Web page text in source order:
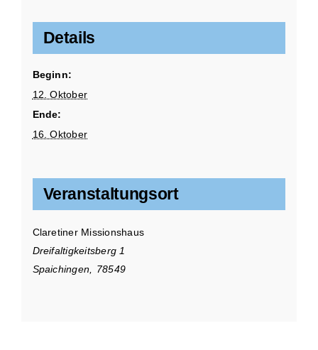
Details
Beginn:
12. Oktober
Ende:
16. Oktober
Veranstaltungsort
Claretiner Missionshaus
Dreifaltigkeitsberg 1
Spaichingen
78549